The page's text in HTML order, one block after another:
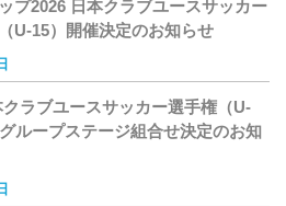
プ2026 日本クラブユースサッカー
U-15）開催決定のお知らせ
ラブユースサッカー選手権（U-
ループステージ組合せ決定のお知